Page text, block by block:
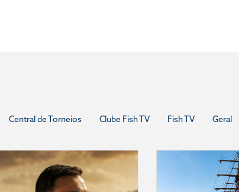
Central de Torneios Clube Fish TV Fish TV Geral